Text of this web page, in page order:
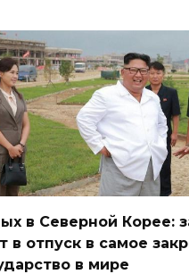
в Северной Корее:
в отпуск в самое
в мире